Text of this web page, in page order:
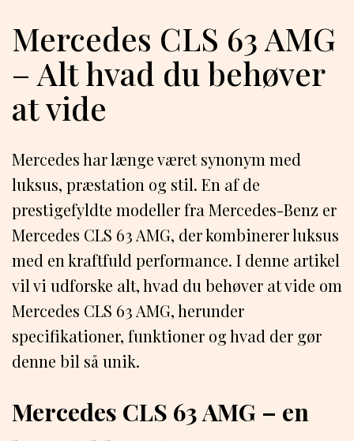
Mercedes CLS 63 AMG
– Alt hvad du behøver
at vide
Mercedes har længe været synonym med
luksus, præstation og stil. En af de
prestigefyldte modeller fra Mercedes-Benz er
Mercedes CLS 63 AMG, der kombinerer luksus
med en kraftfuld performance. I denne artikel
vil vi udforske alt, hvad du behøver at vide om
Mercedes CLS 63 AMG, herunder
specifikationer, funktioner og hvad der gør
denne bil så unik.
Mercedes CLS 63 AMG – en